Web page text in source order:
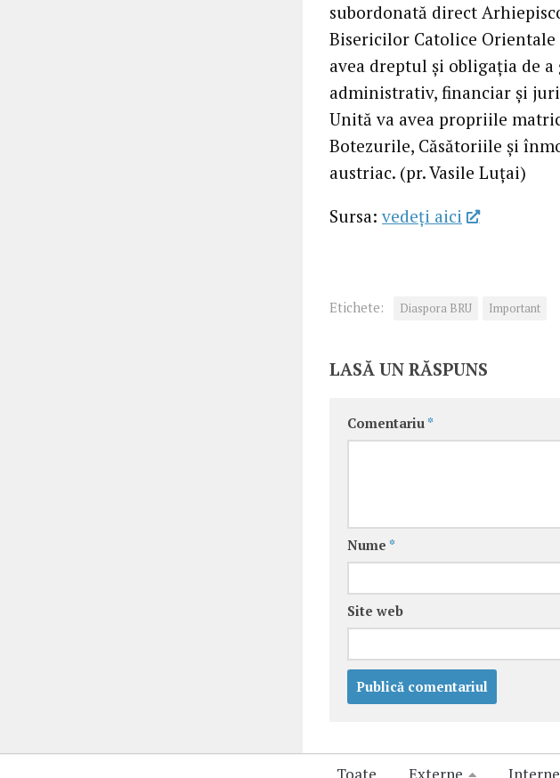
subordonată direct
Bisericilor Catolice
avea dreptul și obligația de
administrativ, financiar și
Unită va avea propriile
Botezurile, Căsătoriile și
austriac. (pr. Vasile Luțai)
Sursa: vedeţi aici
Etichete: Diaspora BRU Important
LASĂ UN RĂSPUNS
Comentariu *
Nume *
Site web